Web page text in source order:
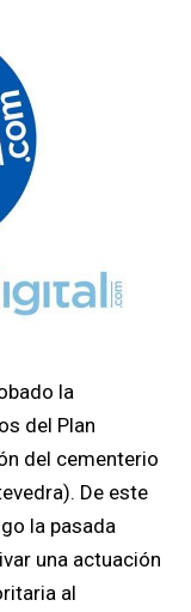
la
del Plan
del cementerio
De este
la pasada
una actuación
al